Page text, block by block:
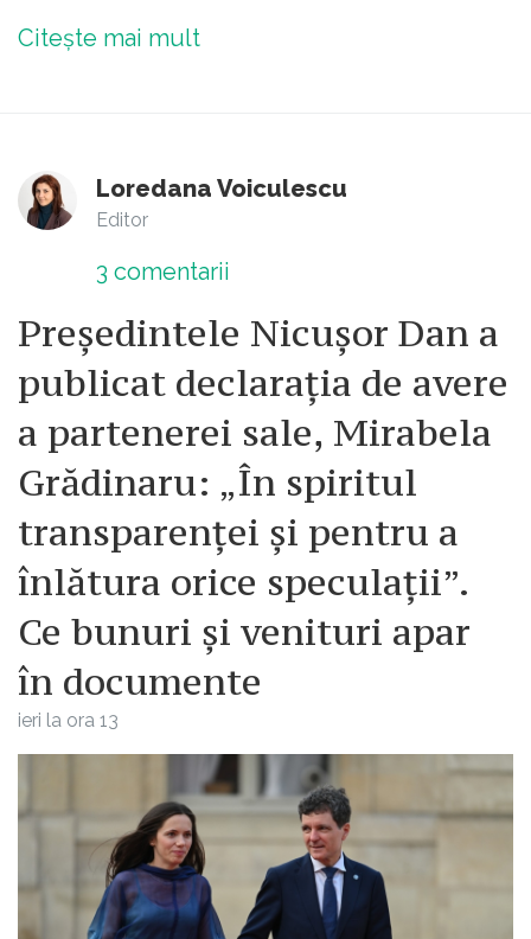
Citește mai mult
Loredana Voiculescu
Editor
3 comentarii
Președintele Nicușor Dan a
publicat declarația de avere
a partenerei sale, Mirabela
Grădinaru: „În spiritul
transparenței și pentru a
înlătura orice speculații”.
Ce bunuri și venituri apar
în documente
ieri la ora 13